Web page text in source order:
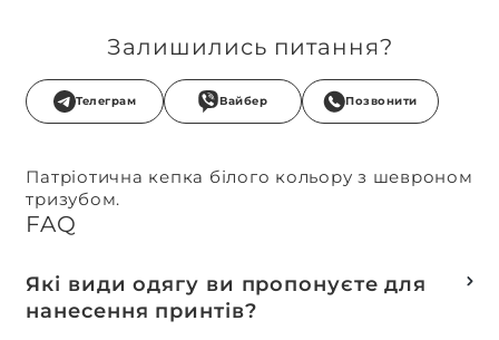
Залишились питання?
Телеграм Вайбер Позвонити
Патріотична кепка білого кольору з шевроном
тризубом.
FAQ
Які види одягу ви пропонуєте для
нанесення принтів?